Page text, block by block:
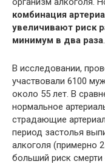
комбинация
увеличивают риск
минимум в два раза.
В исследовании,
участвовали 6100
около 55 лет. В
нормальное
страдающие
период застолья
алкоголя (примерно
больший риск смерти